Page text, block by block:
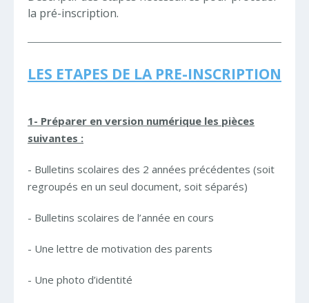
la pré-inscription.
LES ETAPES DE LA PRE-INSCRIPTION
1- Préparer en version numérique les pièces
suivantes :
- Bulletins scolaires des 2 années précédentes (soit
regroupés en un seul document, soit séparés)
- Bulletins scolaires de l’année en cours
- Une lettre de motivation des parents
- Une photo d’identité